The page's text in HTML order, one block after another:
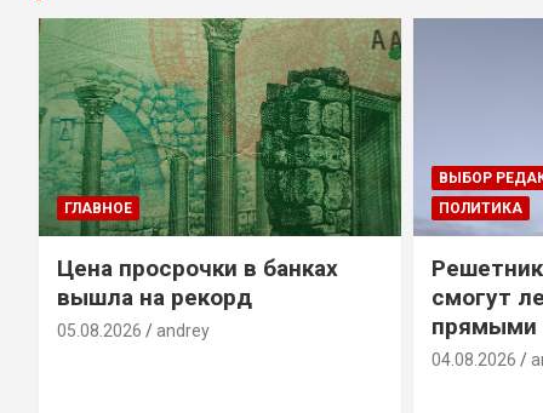
ГЛАВНОЕ
Цена просрочки в банках
вышла на рекорд
05.08.2026 andrey
ВЫБОР
ПОЛИТИКА
смогут
прямыми
04.08.2026